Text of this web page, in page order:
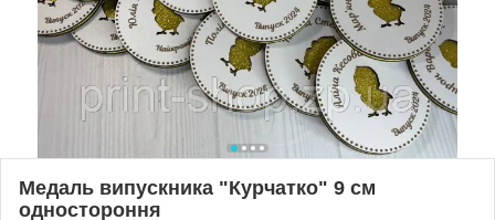
Медаль випускника "Курчатко" 9 см
одностороння